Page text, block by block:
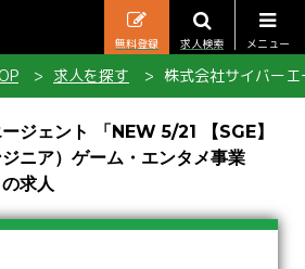
メニュー
求人検索
無料登録
求人を探す 株式会社サイバー
ジェント 「NEW 5/21 【SGE】
ジニア）ゲーム・エンタメ事業
求人